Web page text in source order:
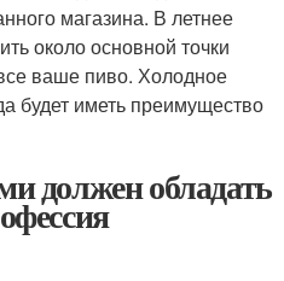
магазина. В летнее
около основной точки
ваше пиво. Холодное
будет иметь преимущество
должен обладать